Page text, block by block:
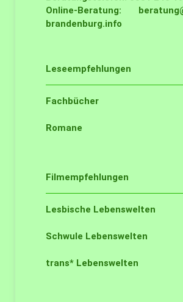
Online-Beratung:
brandenburg.info
Leseempfehlungen
Fachbücher
Romane
Filmempfehlungen
Lesbische Lebenswelten
Schwule Lebenswelten
trans* Lebenswelten